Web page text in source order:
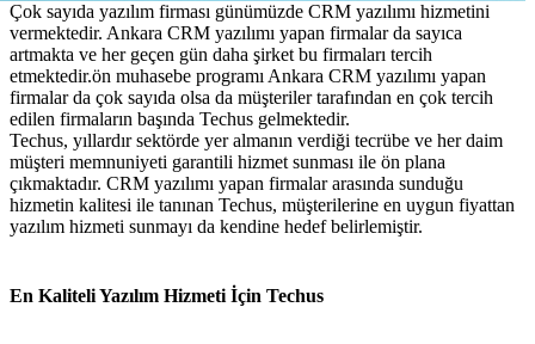
Çok sayıda yazılım firması günümüzde CRM yazılımı hizmetini
vermektedir. Ankara CRM yazılımı yapan firmalar da sayıca
artmakta ve her geçen gün daha şirket bu firmaları tercih
etmektedir.ön muhasebe programı Ankara CRM yazılımı yapan
firmalar da çok sayıda olsa da müşteriler tarafından en çok tercih
edilen firmaların başında Techus gelmektedir.
Techus, yıllardır sektörde yer almanın verdiği tecrübe ve her daim
müşteri memnuniyeti garantili hizmet sunması ile ön plana
çıkmaktadır. CRM yazılımı yapan firmalar arasında sunduğu
hizmetin kalitesi ile tanınan Techus, müşterilerine en uygun fiyattan
yazılım hizmeti sunmayı da kendine hedef belirlemiştir.
En Kaliteli Yazılım Hizmeti İçin Techus